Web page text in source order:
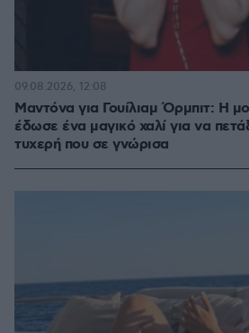
Μαντόνα για Γουίλιαμ Όρμπιτ: Η
έδωσε ένα μαγικό χαλί για να
τυχερή που σε γνώρισα
09.08.2026, 12:08